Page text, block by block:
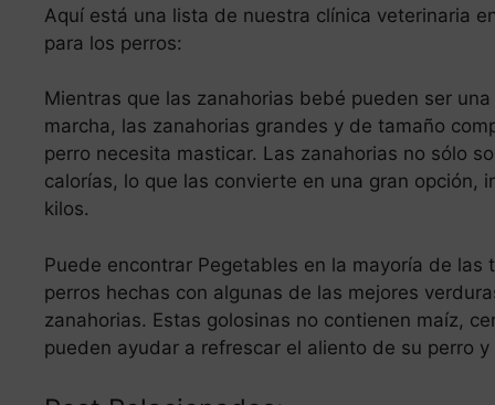
Aquí está una lista de nuestra clínica veterinaria
para los perros:
Mientras que las zanahorias bebé pueden ser
marcha, las zanahorias grandes y de tamaño
perro necesita masticar. Las zanahorias no sólo
calorías, lo que las convierte en una gran opción,
kilos.
Puede encontrar Pegetables en la mayoría de
perros hechas con algunas de las mejores
zanahorias. Estas golosinas no contienen maíz,
pueden ayudar a refrescar el aliento de su perro